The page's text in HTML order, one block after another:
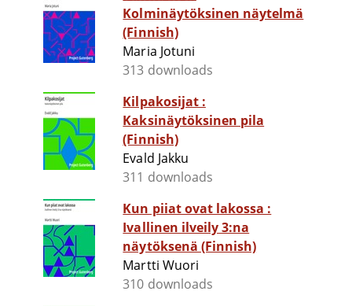
Kolminäytöksinen näytelmä
(Finnish)
Maria Jotuni
313 downloads
Kilpakosijat :
Kaksinäytöksinen pila
(Finnish)
Evald Jakku
311 downloads
Kun piiat ovat lakossa :
Ivallinen ilveily 3:na
näytöksenä (Finnish)
Martti Wuori
310 downloads